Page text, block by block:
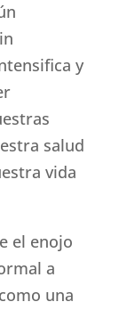
y
salud
vida
el enojo
a
una